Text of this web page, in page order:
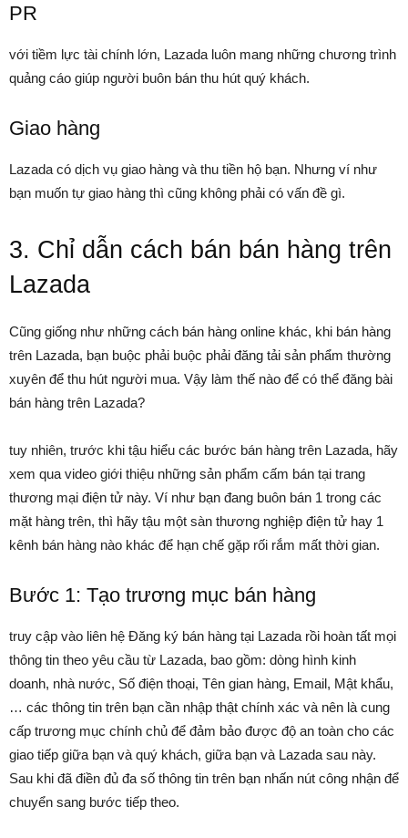
PR
với tiềm lực tài chính lớn, Lazada luôn mang những chương trình
quảng cáo giúp người buôn bán thu hút quý khách.
Giao hàng
Lazada có dịch vụ giao hàng và thu tiền hộ bạn. Nhưng ví như
bạn muốn tự giao hàng thì cũng không phải có vấn đề gì.
3. Chỉ dẫn cách bán bán hàng trên
Lazada
Cũng giống như những cách bán hàng online khác, khi bán hàng
trên Lazada, bạn buộc phải buộc phải đăng tải sản phẩm thường
xuyên để thu hút người mua. Vậy làm thế nào để có thể đăng bài
bán hàng trên Lazada?
tuy nhiên, trước khi tậu hiểu các bước bán hàng trên Lazada, hãy
xem qua video giới thiệu những sản phẩm cấm bán tại trang
thương mại điện tử này. Ví như bạn đang buôn bán 1 trong các
mặt hàng trên, thì hãy tậu một sàn thương nghiệp điện tử hay 1
kênh bán hàng nào khác để hạn chế gặp rối rắm mất thời gian.
Bước 1: Tạo trương mục bán hàng
truy cập vào liên hệ Đăng ký bán hàng tại Lazada rồi hoàn tất mọi
thông tin theo yêu cầu từ Lazada, bao gồm: dòng hình kinh
doanh, nhà nước, Số điện thoại, Tên gian hàng, Email, Mật khẩu,
… các thông tin trên bạn cần nhập thật chính xác và nên là cung
cấp trương mục chính chủ để đảm bảo được độ an toàn cho các
giao tiếp giữa bạn và quý khách, giữa bạn và Lazada sau này.
Sau khi đã điền đủ đa số thông tin trên bạn nhấn nút công nhận để
chuyển sang bước tiếp theo.